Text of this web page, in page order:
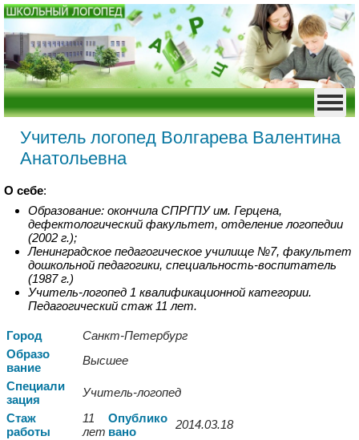
Учитель логопед Волгарева Валентина
Анатольевна
О себе:
Образование: окончила СПРГПУ им. Герцена,
дефектологический факультет, отделение логопедии
(2002 г.);
Ленинградское педагогическое училище №7, факультет
дошкольной педагогики, специальность-воспитатель
(1987 г.)
Учитель-логопед 1 квалификационной категории.
Педагогический стаж 11 лет.
Город
Санкт-Петербург
Образо
вание
Высшее
Специали
зация
Учитель-логопед
Стаж
работы
11
лет
Опублико
вано
2014.03.18